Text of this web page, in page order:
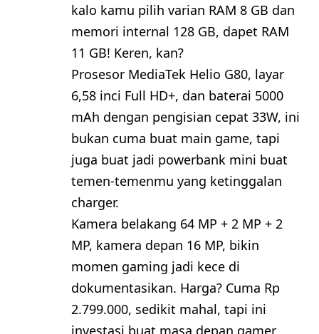
kalo kamu pilih varian RAM 8 GB dan
memori internal 128 GB, dapet RAM
11 GB! Keren, kan?
Prosesor MediaTek Helio G80, layar
6,58 inci Full HD+, dan baterai 5000
mAh dengan pengisian cepat 33W, ini
bukan cuma buat main game, tapi
juga buat jadi powerbank mini buat
temen-temenmu yang ketinggalan
charger.
Kamera belakang 64 MP + 2 MP + 2
MP, kamera depan 16 MP, bikin
momen gaming jadi kece di
dokumentasikan. Harga? Cuma Rp
2.799.000, sedikit mahal, tapi ini
investasi buat masa depan gamer